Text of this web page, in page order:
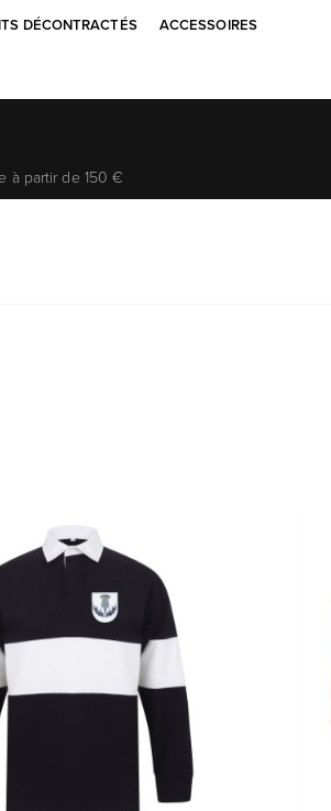
DÉCONTRACTÉS ACCESSOIRES
à partir de 150 €